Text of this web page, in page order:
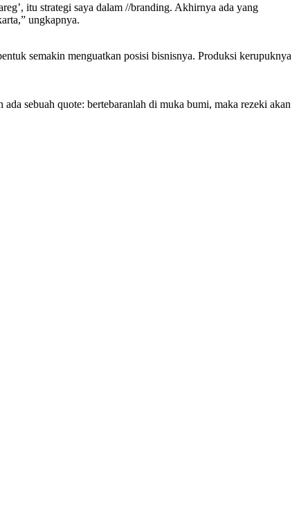
itu strategi saya dalam //branding. Akhirnya ada yang
ungkapnya.
semakin menguatkan posisi bisnisnya. Produksi kerupuknya
sebuah quote: bertebaranlah di muka bumi, maka rezeki akan